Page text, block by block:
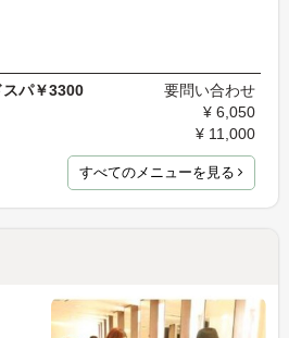
スパ￥3300
要問い合わせ
¥ 6,050
¥ 11,000
すべてのメニューを見る